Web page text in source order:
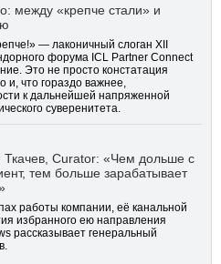
между «крепче стали» и
— лаконичный слоган XII
форума ICL Partner Connect
Это не просто констатация
и, что гораздо важнее,
к дальнейшей напряженной
суверенитета.
Ткачев, Curator: «Чем дольше с
тем больше зарабатывает
работы компании, её канальной
избранного ею направления
рассказывает генеральный